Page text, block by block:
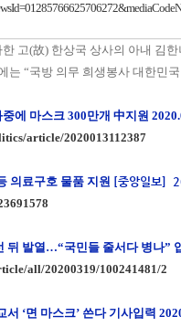
고(故) 한상국 상사의 아내 김
는 “국방 의무 희생봉사 대한민
에 마스크 300만개 中지원
article/2020013112387
의료구호 물품 지원 [중앙일보]
뒤 발열…“국민들 줄서다 병나”
all/20200319/100241481/2
‘면 마스크’ 쓴다 기사입력